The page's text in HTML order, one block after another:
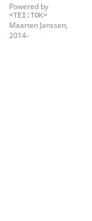
Powered by
<TEI:TOK>
Maarten Janssen,
2014-